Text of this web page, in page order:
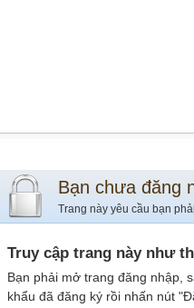
Bạn chưa đăng
Trang này yêu cầu bạn
Truy cập trang này như
Bạn phải mở trang đăng nhập,
khẩu đã đăng ký rồi nhấn nút